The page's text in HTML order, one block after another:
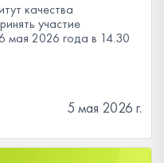
качества
участие
мая 2026 года в 14.30
5 мая 2026 г.